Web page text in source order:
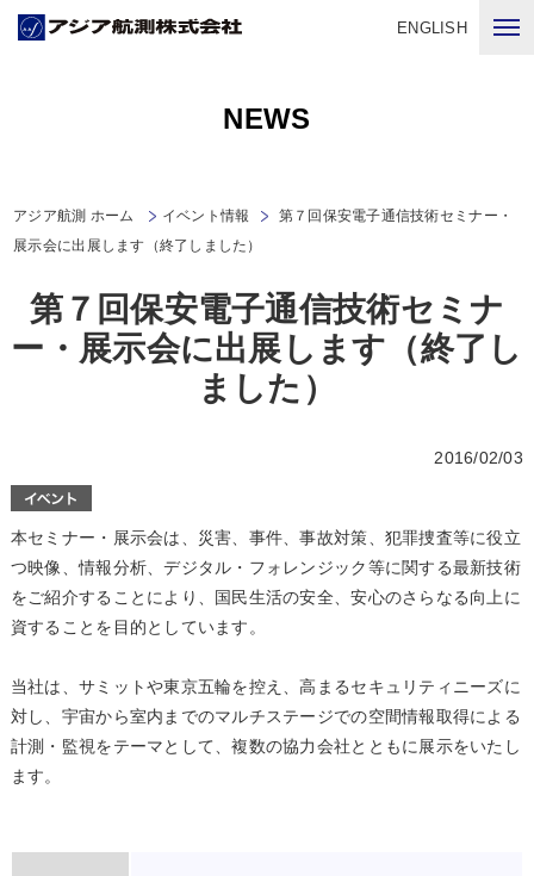
ENGLISH
NEWS
アジア航測 ホーム イベント情報
第７回保安電子通信技術セミナー・
展示会に出展します（終了しました）
第７回保安電子通信技術セミナ
ー・展示会に出展します（終了し
ました）
2016/02/03
本セミナー・展示会は、災害、事件、事故対策、犯罪捜査等に役立
つ映像、情報分析、デジタル・フォレンジック等に関する最新技術
をご紹介することにより、国民生活の安全、安心のさらなる向上に
資することを目的としています。
当社は、サミットや東京五輪を控え、高まるセキュリティニーズに
対し、宇宙から室内までのマルチステージでの空間情報取得による
計測・監視をテーマとして、複数の協力会社とともに展示をいたし
ます。